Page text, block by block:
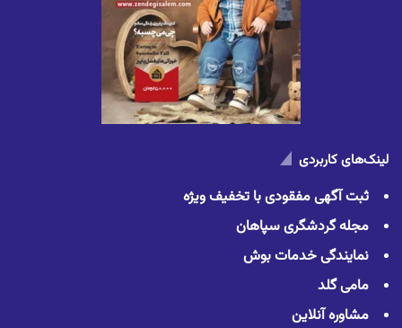
لینک‌های کاربردی
ثبت آگهی مفقودی با تخفیف ویژه
مجله گردشگری سپاهان
نمایندگی خدمات بوش
مامی گلد
مشاوره آنلاین